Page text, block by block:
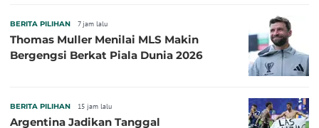
BERITA PILIHAN 7 jam lalu
Thomas Muller Menilai MLS Makin
Bergengsi Berkat Piala Dunia 2026
BERITA PILIHAN 15 jam lalu
Argentina Jadikan Tanggal